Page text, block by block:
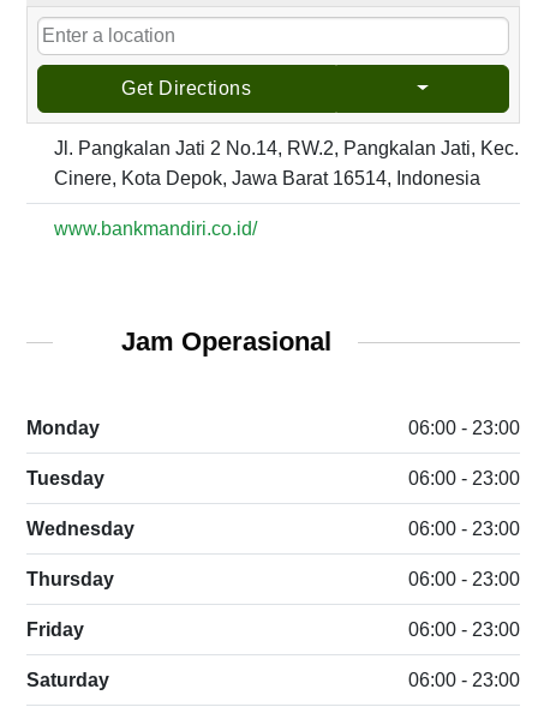
Get Directions
Jl. Pangkalan Jati 2 No.14, RW.2, Pangkalan Jati, Kec.
Cinere, Kota Depok, Jawa Barat 16514, Indonesia
www.bankmandiri.co.id/
Jam Operasional
Monday 06:00 - 23:00
Tuesday 06:00 - 23:00
Wednesday 06:00 - 23:00
Thursday 06:00 - 23:00
Friday 06:00 - 23:00
Saturday 06:00 - 23:00